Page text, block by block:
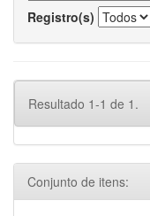
Registro(s)
Resultado 1-1 de 1.
Conjunto de itens: